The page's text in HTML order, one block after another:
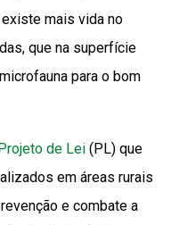
mais vida no
que na superfície
para o bom
de Lei (PL) que
em áreas rurais
e combate a